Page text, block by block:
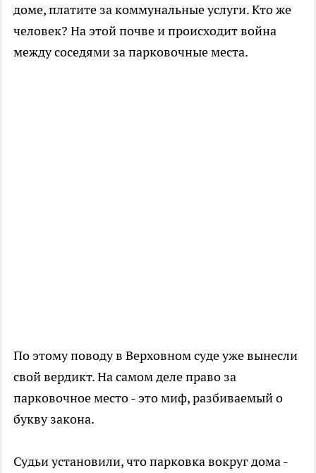
доме, платите за коммунальные услуги. Кто же
человек? На этой почве и происходит война
между соседями за парковочные места.
По этому поводу в Верховном суде уже вынесли
свой вердикт. На самом деле право за
парковочное место - это миф, разбиваемый о
букву закона.
Судьи установили, что парковка вокруг дома -